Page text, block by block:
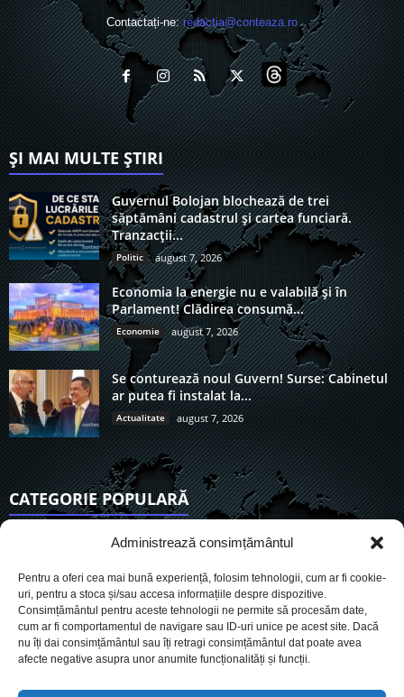
Administrează consimțământul
Pentru a oferi cea mai bună experiență, folosim tehnologii, cum ar fi cookie-
uri, pentru a stoca și/sau accesa informațiile despre dispozitive.
Consimțământul pentru aceste tehnologii ne permite să procesăm date,
cum ar fi comportamentul de navigare sau ID-uri unice pe acest site. Dacă
nu îți dai consimțământul sau îți retragi consimțământul dat poate avea
afecte negative asupra unor anumite funcționalități și funcții.
Contactați-ne:redactia@conteaza.ro
ȘI MAI MULTE ȘTIRI
Guvernul Bolojan blochează de trei
săptămâni cadastrul și cartea funciară.
Tranzacții...
Politic august 7, 2026
Economia la energie nu e valabilă și în
Parlament! Clădirea consumă...
Economie august 7, 2026
Se conturează noul Guvern! Surse: Cabinetul
ar putea fi instalat la...
Actualitate august 7, 2026
CATEGORIE POPULARĂ
6906
Social
Politic
Economie